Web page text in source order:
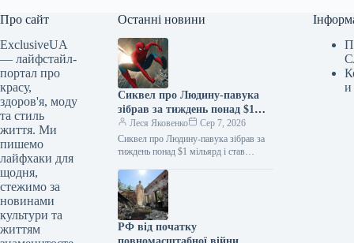
Про сайт
ExclusiveUA
— лайфстайл-
портал про
красу,
здоров'я, моду
та стиль
життя. Ми
пишемо
лайфхаки для
щодня,
стежимо за
новинами
культури та
життям
Останні новини
Сиквел про Людину-павука
зібрав за тиждень понад $1
мільярд і став найкасовішим
фільмом року
Леся Яковенко
Сер 7, 2026
Сиквел про Людину-павука зібрав за
тиждень понад $1 мільярд і став
06.08.2026 10:28 Укрінформ Стрічка
«Людина-павук: Абсолютно…
РФ від початку
и